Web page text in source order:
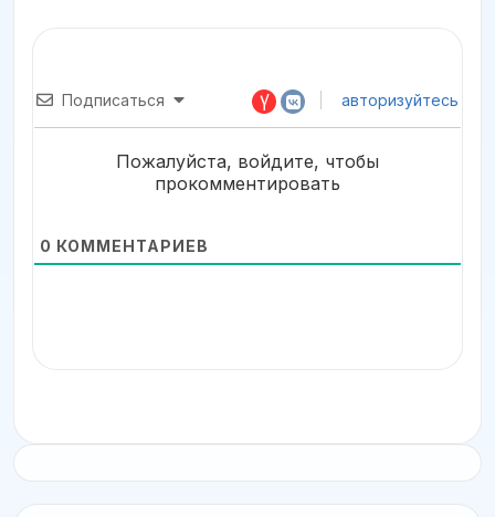
Подписаться авторизуйтесь
Пожалуйста, войдите, чтобы
прокомментировать
0 КОММЕНТАРИЕВ